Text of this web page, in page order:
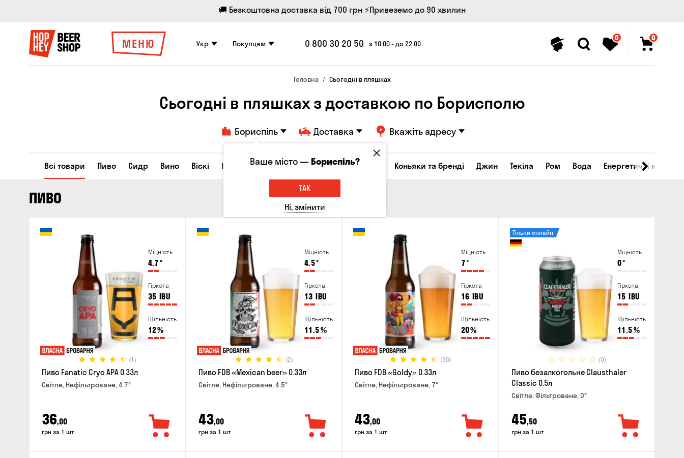
🚚 Безкоштовна доставка від 700 грн ⚡Привеземо до 90 хвилин
МЕНЮ Укр Покупцям 0 800 30 20 50 з 10:00 - до 22:00
0 0
Головна Сьогодні в пляшках
Сьогодні в пляшках з доставкою по Борисполю
Бориспіль Доставка Вкажіть адресу
Всі товари Пиво Сидр Вино Віскі Коктейлі Соджу Лікери та настоянки Коньяки та бренді Джин Текіла Ром Вода Енергетичні напої
ПИВО
Міцність
4.7°
Гіркота
35 IBU
Щільність
12%
(1)
Пиво Fanatic Cryo APA 0.33л
Світле, Нефільтроване, 4.7°
36,00
грн за 1 шт
Міцність
4.5°
Гіркота
13 IBU
Щільність
11.5%
(2)
Пиво FDB «Mexican beer» 0.33л
Світле, Нефільтроване, 4.5°
43,00
грн за 1 шт
Міцність
7°
Гіркота
16 IBU
Щільність
20%
(30)
Пиво FDB «Goldy» 0.33л
Світле, Нефільтроване, 7°
43,00
грн за 1 шт
Міцність
0°
Гіркота
15 IBU
Щільність
11.5%
(0)
Тільки онлайн
Пиво безалкогольне Clausthaler
Classic 0.5л
Світле, Фільтроване, 0°
45,50
грн за 1 шт
Ваше місто —Бориспіль?
ТАК
Ні, змінити